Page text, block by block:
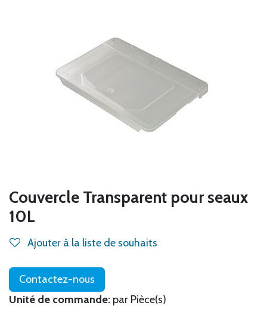
Couvercle Transparent pour seaux
10L
Ajouter à la liste de souhaits
Contactez-nous
Unité de commande: par Pièce(s)